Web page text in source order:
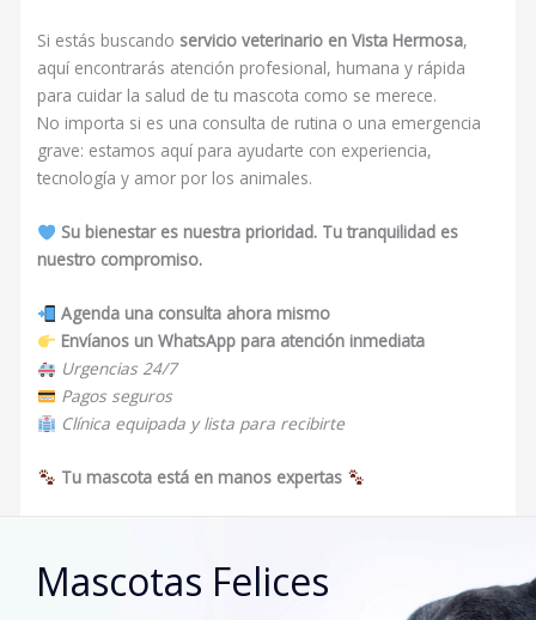
Si estás buscando servicio veterinario en Vista Hermosa,
aquí encontrarás atención profesional, humana y rápida
para cuidar la salud de tu mascota como se merece.
No importa si es una consulta de rutina o una emergencia
grave: estamos aquí para ayudarte con experiencia,
tecnología y amor por los animales.
Su bienestar es nuestra prioridad. Tu tranquilidad es
nuestro compromiso.
Agenda una consulta ahora mismo
Envíanos un WhatsApp para atención inmediata
Urgencias 24/7
Pagos seguros
Clínica equipada y lista para recibirte
Tu mascota está en manos expertas
Mascotas Felices